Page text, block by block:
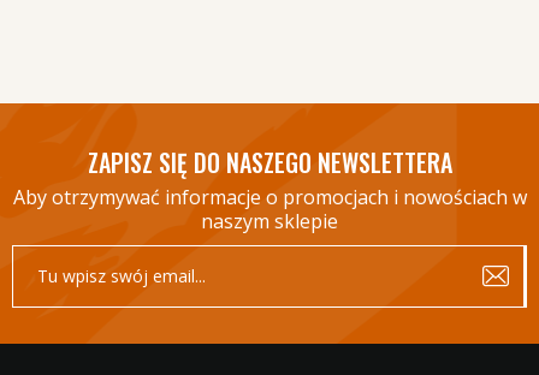
ZAPISZ SIĘ DO NASZEGO NEWSLETTERA
Aby otrzymywać informacje o promocjach i nowościach w
naszym sklepie